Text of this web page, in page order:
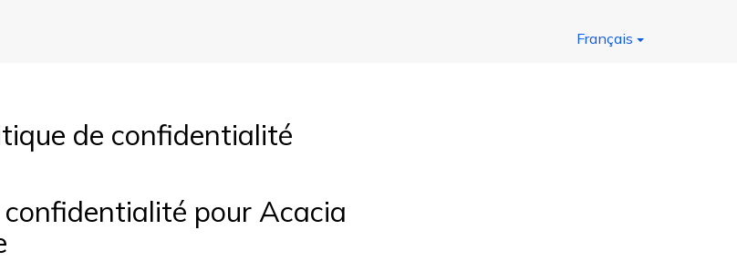
Français
de confidentialité
confidentialité pour Acacia